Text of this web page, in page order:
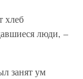
хлеб
люди, –
занят ум